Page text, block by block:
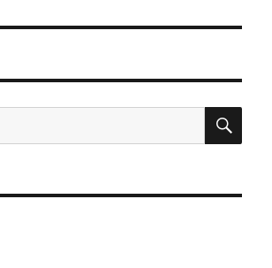
搜